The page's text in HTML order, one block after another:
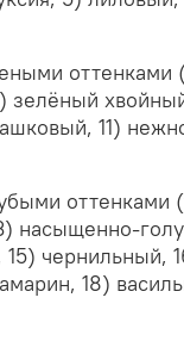
оттенками
зелёный
11)
оттенками
насыщенно-
чернильный,
18)